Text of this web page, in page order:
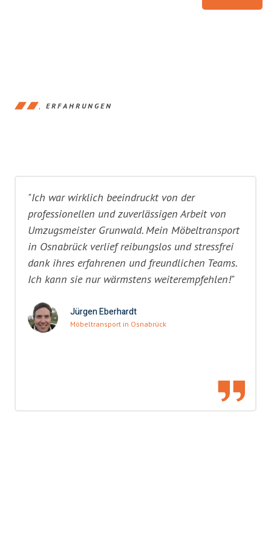
ERFAHRUNGEN
"Ich war wirklich beeindruckt von der
professionellen und zuverlässigen Arbeit von
Umzugsmeister Grunwald. Mein Möbeltransport
in Osnabrück verlief reibungslos und stressfrei
dank ihres erfahrenen und freundlichen Teams.
Ich kann sie nur wärmstens weiterempfehlen!"
Jürgen Eberhardt
Möbeltransport in Osnabrück